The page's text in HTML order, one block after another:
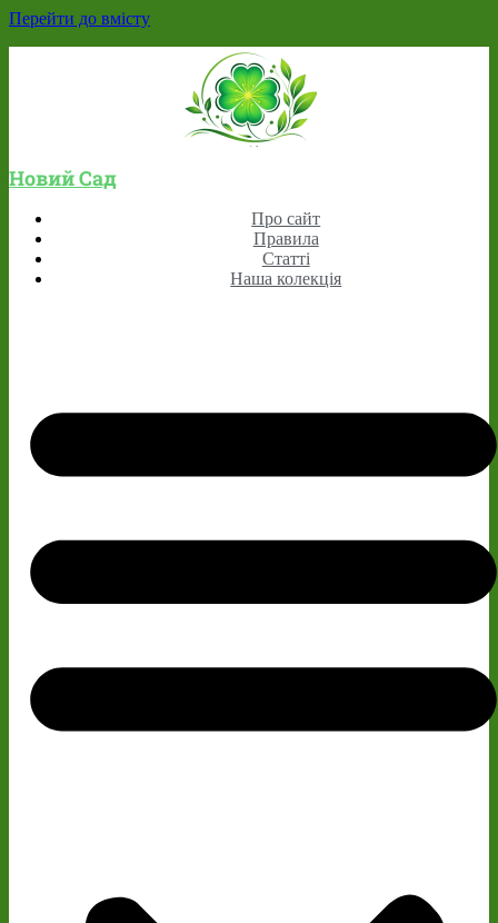
Перейти до вмісту
Новий Сад
Про сайт
Правила
Статті
Наша колекція